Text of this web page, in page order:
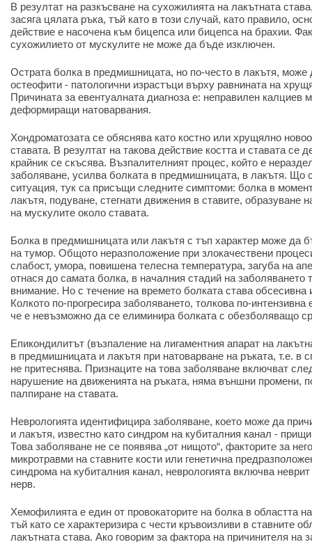
В резултат на разкъсване на сухожилията на лакътната
засяга цялата ръка, тъй като в този случай, като правило,
действие е насочена към бицепса или бицепса на брахии.
сухожилието от мускулите не може да бъде изключен.
Острата болка в предмишницата, но по-често в лакътя, може
остеофити - патологични израстъци върху равнината на
Причината за евентуалната диагноза е: неправилен калциев
деформиращи натоварвания.
Хондроматозата се обяснява като костно или хрущялно
ставата. В резултат на такова действие костта и ставата се
крайник се скъсява. Възпалителният процес, който е
заболяване, усилва болката в предмишницата, в лакътя. Що
ситуация, тук са присъщи следните симптоми: болка в
лакътя, подуване, стегнати движения в ставите, образуване
на мускулите около ставата.
Болка в предмишницата или лакътя с тъп характер може да
на тумор. Общото неразположение при злокачествени
слабост, умора, повишена телесна температура, загуба на
отнася до самата болка, в началния стадий на заболяването
внимание. Но с течение на времето болката става
Колкото по-прогресира заболяването, толкова по-
че е невъзможно да се елиминира болката с обезболяващо
Епикондилитът (възпаление на лигаментния апарат на
в предмишницата и лакътя при натоварване на ръката, т.е. в
не притеснява. Признаците на това заболяване включват
нарушение на движенията на ръката, няма външни промени,
палпиране на ставата.
Неврологията идентифицира заболяване, което може да
и лакътя, известно като синдром на кубиталния канал -
Това заболяване не се появява „от нищото“, факторите за
микротравми на ставните кости или генетична
синдрома на кубиталния канал, неврологията включва
нерв.
Хемофилията е един от провокаторите на болка в областта
тъй като се характеризира с чести кръвоизливи в ставните
лакътната става. Ако говорим за фактора на причинителя на